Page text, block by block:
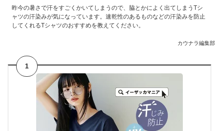
昨今の暑さで汗をすごくかいてしまうので、脇とかによく出てしまうTシ
ャツの汗染みが気になっています。速乾性のあるものなどの汗染みを防止
してくれるTシャツのおすすめを教えてください。
カウナラ編集部
1